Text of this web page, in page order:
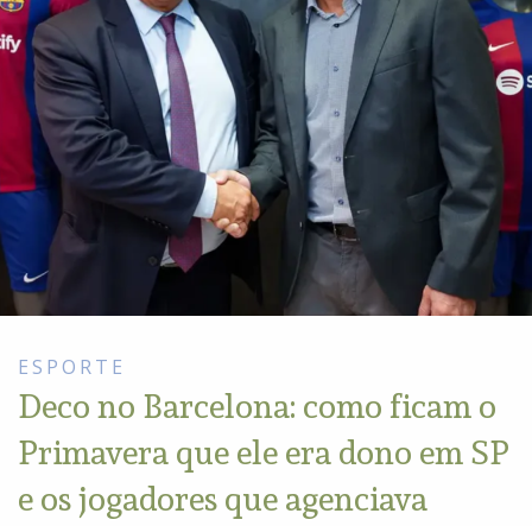
ESPORTE
Deco no Barcelona: como ficam o
Primavera que ele era dono em SP
e os jogadores que agenciava